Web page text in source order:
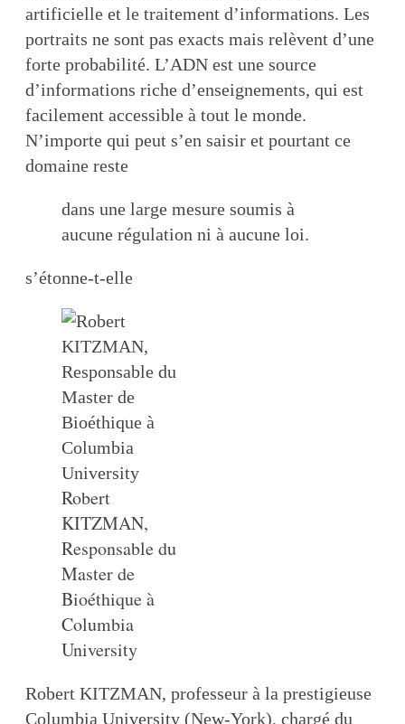
artificielle et le traitement d’informations. Les
portraits ne sont pas exacts mais relèvent d’une
forte probabilité. L’ADN est une source
d’informations riche d’enseignements, qui est
facilement accessible à tout le monde.
N’importe qui peut s’en saisir et pourtant ce
domaine reste
dans une large mesure soumis à
aucune régulation ni à aucune loi.
s’étonne-t-elle
Robert
KITZMAN,
Responsable du
Master de
Bioéthique à
Columbia
University
Robert KITZMAN, professeur à la prestigieuse
Columbia University (New-York), chargé du